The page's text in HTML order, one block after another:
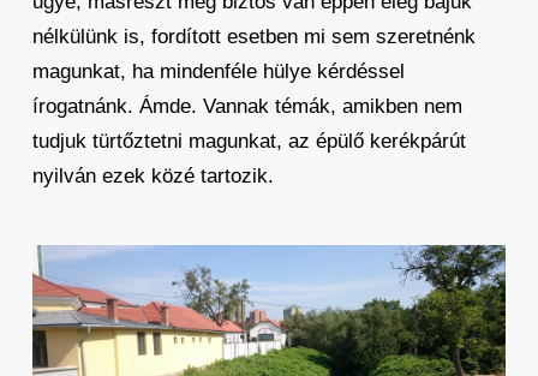
nélkülünk is, fordított esetben mi sem szeretnénk
magunkat, ha mindenféle hülye kérdéssel
írogatnánk. Ámde. Vannak témák, amikben nem
tudjuk türtőztetni magunkat, az épülő kerékpárút
nyilván ezek közé tartozik.